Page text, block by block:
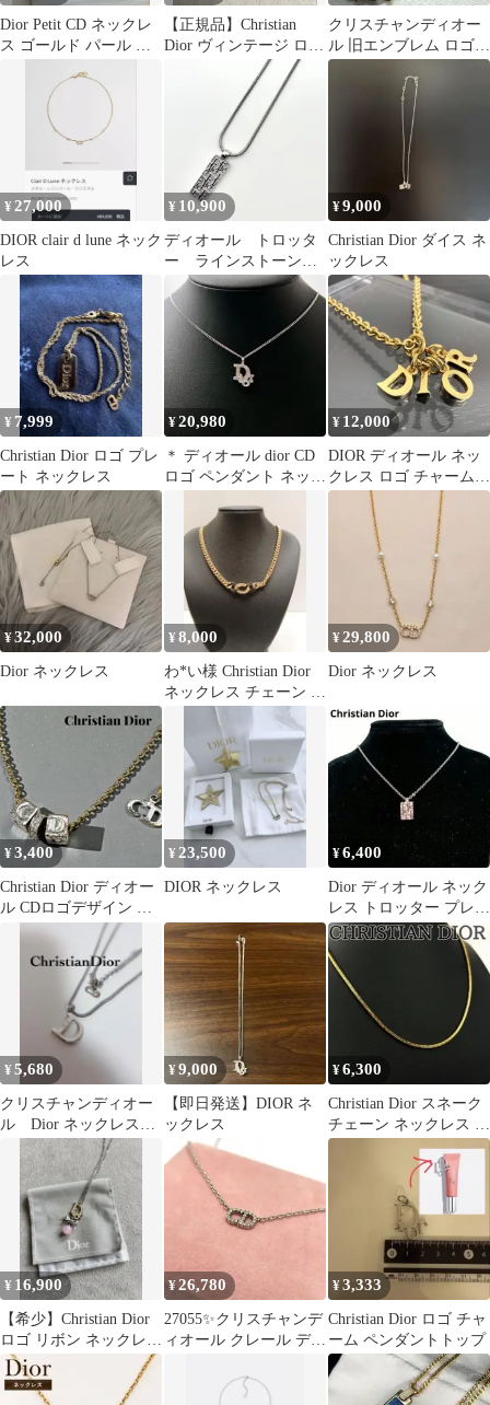
Dior Petit CD ネックレ
ス ゴールド パール 箱
【正規品】Christian
Dior ヴィンテージ ロゴ
ネックレス シルバー
クリスチャンディオー
ル 旧エンブレム ロゴ
ネックレス ゴールド
¥ 27,000
DIOR clair d lune ネック
レス
¥ 10,900
ディオール トロッタ
ー ラインストーン
リバーシブル ネック
レス シルバー
¥9,000
Christian Dior ダイス ネ
ックレス
¥ 7,999
Christian Dior ロゴ プレ
ート ネックレス
¥20,980
＊ ディオール dior CD
ロゴ ペンダント ネック
¥ 12,000
DIOR ディオール ネッ
クレス ロゴ チャーム
ゴールド
¥32,000
Dior ネックレス
¥8,000
わ*い様 Christian Dior
ネックレス チェーン ゴ
¥29,800
Dior ネックレス
¥3,400
Christian Dior ディオー
ル CDロゴデザイン ネ
ックレス シルバー
¥23,500
DIOR ネックレス
¥6,400
Dior ディオール ネック
レス トロッター プレー
ト ピンク 481/42
¥5,680
クリスチャンディオー
ル Dior ネックレス
Dモチーフ シルバー
カラー
¥9,000
【即日発送】DIOR ネ
ックレス
¥6,300
Christian Dior スネーク
チェーン ネックレス ロ
ング ゴールド
¥ 16,900
【希少】Christian Dior
ロゴ リボン ネックレス
ピンク
¥26,780
27055✨クリスチャンデ
ィオール クレール ディ
¥3,333
Christian Dior ロゴ チャ
ーム ペンダントトップ